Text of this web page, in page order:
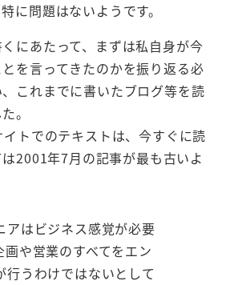
に問題はないようです。
にあたって、まずは私自身が今
を言ってきたのかを振り返る必
これまでに書いたブログ等を読
。
トでのテキストは、今すぐに読
2001年7月の記事が最も古いよ
アはビジネス感覚が必要
画や営業のすべてをエン
行うわけではないとして